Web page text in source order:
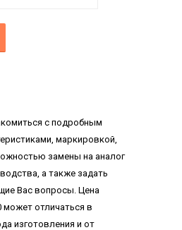
с подробным
маркировкой,
замены на аналог
а также задать
Вас вопросы. Цена
может отличаться в
изготовления и от